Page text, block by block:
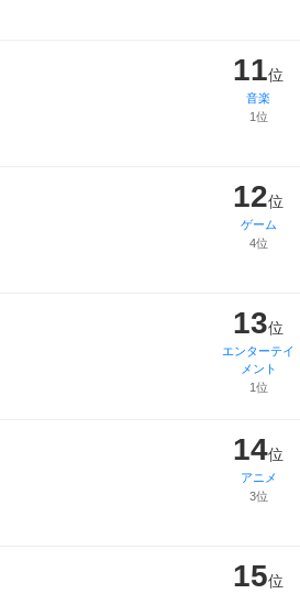
11位
音楽
1位
12位
ゲーム
4位
13位
エンターテイ
メント
1位
14位
アニメ
3位
15位